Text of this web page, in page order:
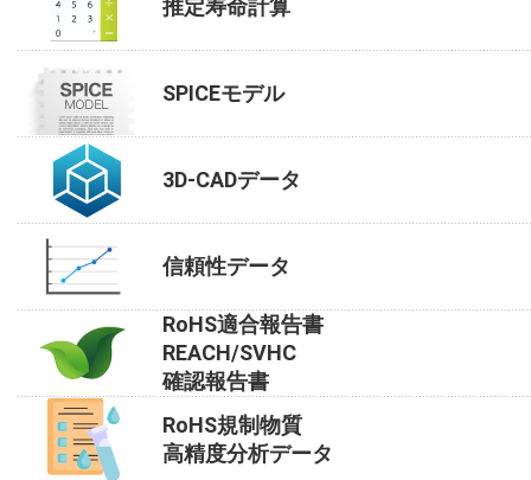
推定寿命計算
SPICEモデル
3D-CADデータ
信頼性データ
RoHS適合報告書
REACH/SVHC
確認報告書
RoHS規制物質
高精度分析データ